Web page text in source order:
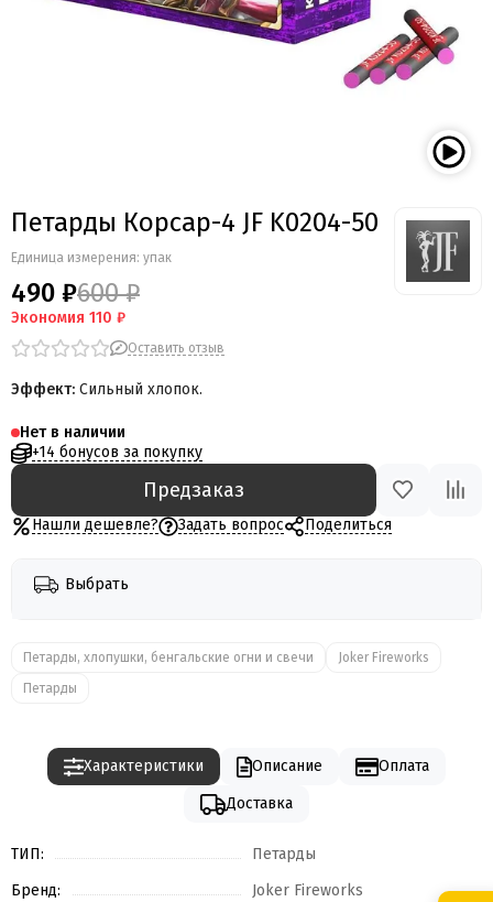
Петарды Корсар-4 JF K0204-50
Единица измерения: упак
490 ₽600 ₽
Экономия 110 ₽
Оставить отзыв
Эффект: Сильный хлопок.
Нет в наличии
+14 бонусов за покупку
Предзаказ
Нашли дешевле? Задать вопрос Поделиться
Выбрать
Петарды, хлопушки, бенгальские огни и свечи
Joker Fireworks
Петарды
Характеристики Описание
Оплата
Доставка
ТИП:
Петарды
Бренд:
Joker Fireworks